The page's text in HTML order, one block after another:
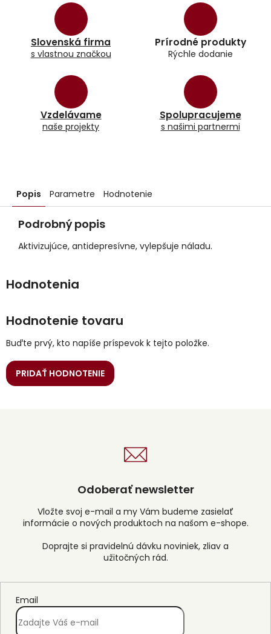
Slovenská firma
s vlastnou značkou
Prírodné produkty
Rýchle dodanie
Vzdelávame
naše projekty
Spolupracujeme
s našimi partnermi
Popis Parametre Hodnotenie
Podrobný popis
Aktivizujúce, antidepresívne, vylepšuje náladu.
Hodnotenie tovaru
Buďte prvý, kto napíše príspevok k tejto položke.
PRIDAŤ HODNOTENIE
Odoberať newsletter
Vložte svoj e-mail a my Vám budeme zasielať
informácie o nových produktoch na našom e-shope.
Email